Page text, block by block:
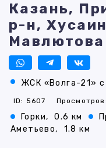
Казань,
р-н,
Мавлютова
ЖСК «Волга-21» с
ID: 5607
Горки, 0.6 км
Аметьево,
1.8 км